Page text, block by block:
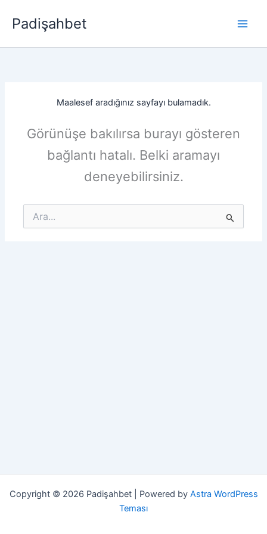
atlaPadişahbet
Maalesef aradığınız sayfayı bulamadık.
Görünüşe bakılırsa burayı gösteren
bağlantı hatalı. Belki aramayı
deneyebilirsiniz.
for:
Copyright © 2026 Padişahbet | Powered by Astra WordPress
Teması